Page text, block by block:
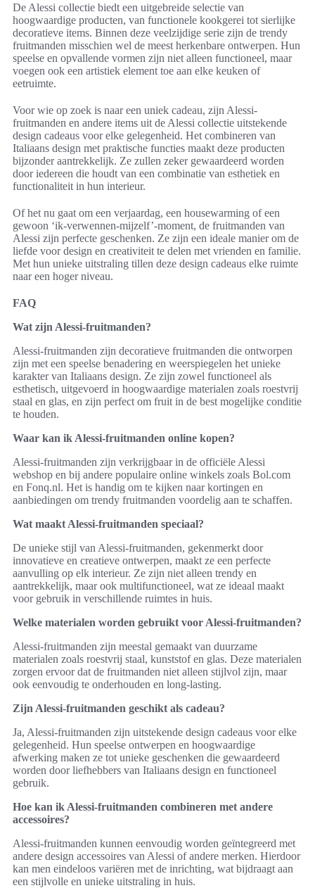
De Alessi collectie biedt een uitgebreide selectie van
hoogwaardige producten, van functionele kookgerei tot sierlijke
decoratieve items. Binnen deze veelzijdige serie zijn de trendy
fruitmanden misschien wel de meest herkenbare ontwerpen. Hun
speelse en opvallende vormen zijn niet alleen functioneel, maar
voegen ook een artistiek element toe aan elke keuken of
eetruimte.
Voor wie op zoek is naar een uniek cadeau, zijn Alessi-
fruitmanden en andere items uit de Alessi collectie uitstekende
design cadeaus voor elke gelegenheid. Het combineren van
Italiaans design met praktische functies maakt deze producten
bijzonder aantrekkelijk. Ze zullen zeker gewaardeerd worden
door iedereen die houdt van een combinatie van esthetiek en
functionaliteit in hun interieur.
Of het nu gaat om een verjaardag, een housewarming of een
gewoon ‘ik-verwennen-mijzelf’-moment, de fruitmanden van
Alessi zijn perfecte geschenken. Ze zijn een ideale manier om de
liefde voor design en creativiteit te delen met vrienden en familie.
Met hun unieke uitstraling tillen deze design cadeaus elke ruimte
naar een hoger niveau.
FAQ
Wat zijn Alessi-fruitmanden?
Alessi-fruitmanden zijn decoratieve fruitmanden die ontworpen
zijn met een speelse benadering en weerspiegelen het unieke
karakter van Italiaans design. Ze zijn zowel functioneel als
esthetisch, uitgevoerd in hoogwaardige materialen zoals roestvrij
staal en glas, en zijn perfect om fruit in de best mogelijke conditie
te houden.
Waar kan ik Alessi-fruitmanden online kopen?
Alessi-fruitmanden zijn verkrijgbaar in de officiële Alessi
webshop en bij andere populaire online winkels zoals Bol.com
en Fonq.nl. Het is handig om te kijken naar kortingen en
aanbiedingen om trendy fruitmanden voordelig aan te schaffen.
Wat maakt Alessi-fruitmanden speciaal?
De unieke stijl van Alessi-fruitmanden, gekenmerkt door
innovatieve en creatieve ontwerpen, maakt ze een perfecte
aanvulling op elk interieur. Ze zijn niet alleen trendy en
aantrekkelijk, maar ook multifunctioneel, wat ze ideaal maakt
voor gebruik in verschillende ruimtes in huis.
Welke materialen worden gebruikt voor Alessi-fruitmanden?
Alessi-fruitmanden zijn meestal gemaakt van duurzame
materialen zoals roestvrij staal, kunststof en glas. Deze materialen
zorgen ervoor dat de fruitmanden niet alleen stijlvol zijn, maar
ook eenvoudig te onderhouden en long-lasting.
Zijn Alessi-fruitmanden geschikt als cadeau?
Ja, Alessi-fruitmanden zijn uitstekende design cadeaus voor elke
gelegenheid. Hun speelse ontwerpen en hoogwaardige
afwerking maken ze tot unieke geschenken die gewaardeerd
worden door liefhebbers van Italiaans design en functioneel
gebruik.
Hoe kan ik Alessi-fruitmanden combineren met andere
accessoires?
Alessi-fruitmanden kunnen eenvoudig worden geïntegreerd met
andere design accessoires van Alessi of andere merken. Hierdoor
kan men eindeloos variëren met de inrichting, wat bijdraagt aan
een stijlvolle en unieke uitstraling in huis.